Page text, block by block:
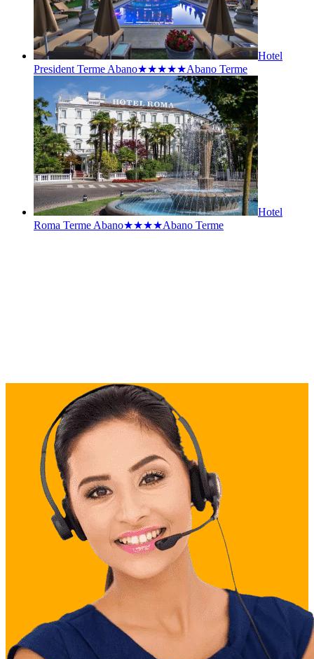
Hotel
President Terme Abano★★★★★Abano Terme
Hotel
Roma Terme Abano★★★★Abano Terme